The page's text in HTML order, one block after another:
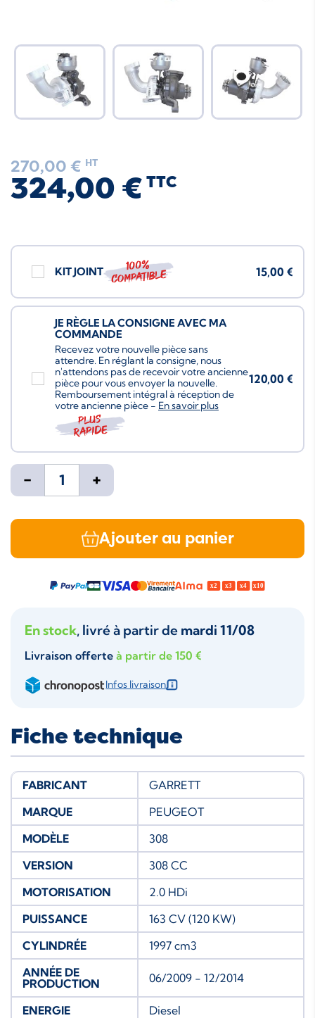
270,00 € HT
324,00 € TTC
KIT JOINT 100%
compatible 15,00 €
JE RÈGLE LA CONSIGNE AVEC MA
COMMANDE
Recevez votre nouvelle pièce sans
attendre. En réglant la consigne, nous
n'attendons pas de recevoir votre ancienne
pièce pour vous envoyer la nouvelle.
Remboursement intégral à réception de
votre ancienne pièce - En savoir plus
Plus
rapide
120,00 €
- +
Ajouter au panier
En stock, livré à partir de mardi 11/08
Livraison offerte à partir de 150 €
Infos livraison
Fiche technique
FABRICANT
GARRETT
MARQUE
PEUGEOT
MODÈLE
308
VERSION
308 CC
MOTORISATION
2.0 HDi
PUISSANCE
163 CV (120 KW)
CYLINDRÉE
1997 cm3
ANNÉE DE
PRODUCTION
06/2009 - 12/2014
ENERGIE
Diesel